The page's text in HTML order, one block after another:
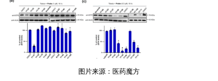
图片来源：医药魔方